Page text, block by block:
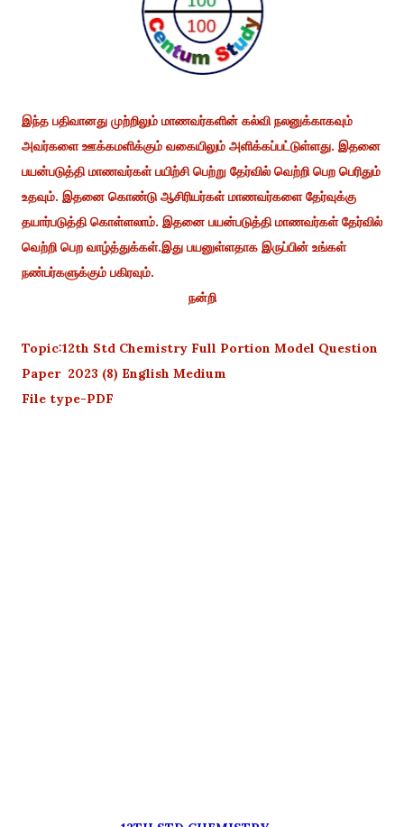
இந்த பதிவானது முற்றிலும் மாணவர்களின் கல்வி நலனுக்காகவும்
அவர்களை ஊக்கமளிக்கும் வகையிலும் அளிக்கப்பட்டுள்ளது. இதனை
பயன்படுத்தி மாணவர்கள் பயிற்சி பெற்று தேர்வில் வெற்றி பெற பெரிதும்
உதவும். இதனை கொண்டு ஆசிரியர்கள் மாணவர்களை தேர்வுக்கு
தயார்படுத்தி கொள்ளலாம். இதனை பயன்படுத்தி மாணவர்கள் தேர்வில்
வெற்றி பெற வாழ்த்துக்கள்.இது பயனுள்ளதாக இருப்பின் உங்கள்
நண்பர்களுக்கும் பகிரவும்.
நன்றி
Topic:12th Std Chemistry Full Portion Model Question
Paper 2023 (8) English Medium
File type-PDF